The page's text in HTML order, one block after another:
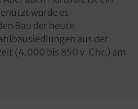
wurde es
Bau der heute
aus der
(4.000 bis 850 v. Chr.) am